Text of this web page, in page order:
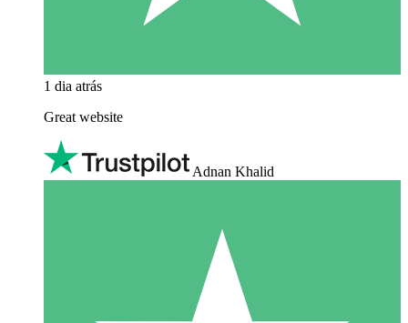
1 dia atrás
Great website
Adnan Khalid